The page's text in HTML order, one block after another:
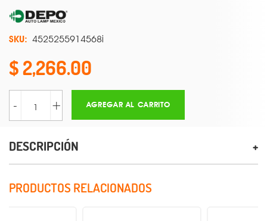
SKU: 4525255914568i
2,266.00
- + AGREGAR AL CARRITO
DESCRIPCIÓN
PRODUCTOS RELACIONADOS